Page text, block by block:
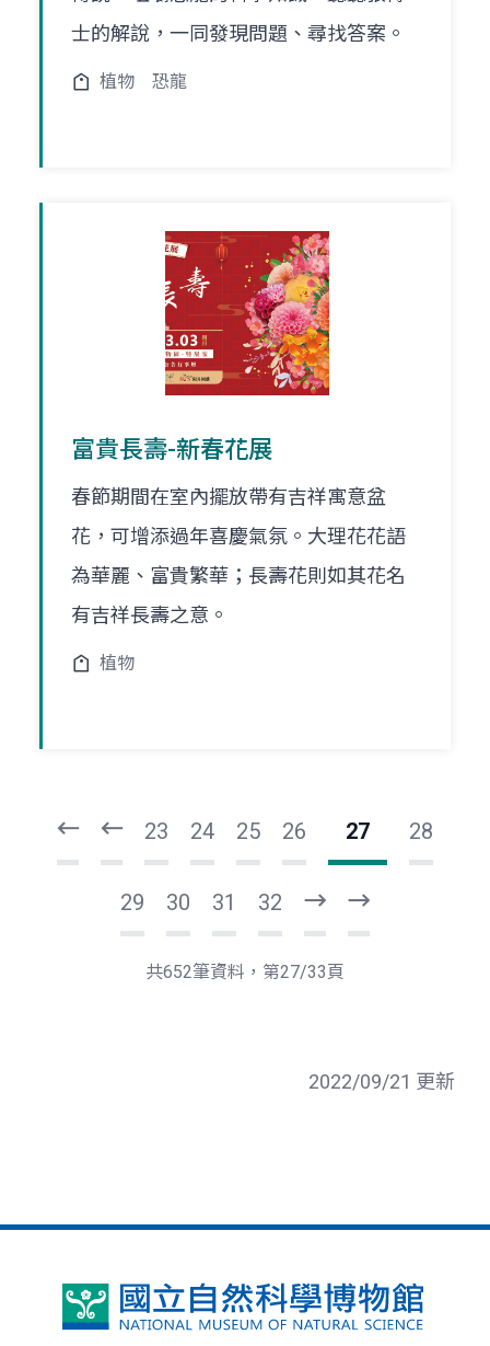
士的解說，一同發現問題、尋找答案。
植物 恐龍
富貴長壽-新春花展
春節期間在室內擺放帶有吉祥寓意盆
花，可增添過年喜慶氣氛。大理花花語
為華麗、富貴繁華；長壽花則如其花名
有吉祥長壽之意。
植物
23 24 25 26 27 28
29 30 31 32
一
頁
後
共652筆資料，第27/33頁
2022/09/21 更新
國